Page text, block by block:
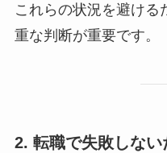
これらの状況を避ける
重な判断が重要です。
2. 転職で失敗しな